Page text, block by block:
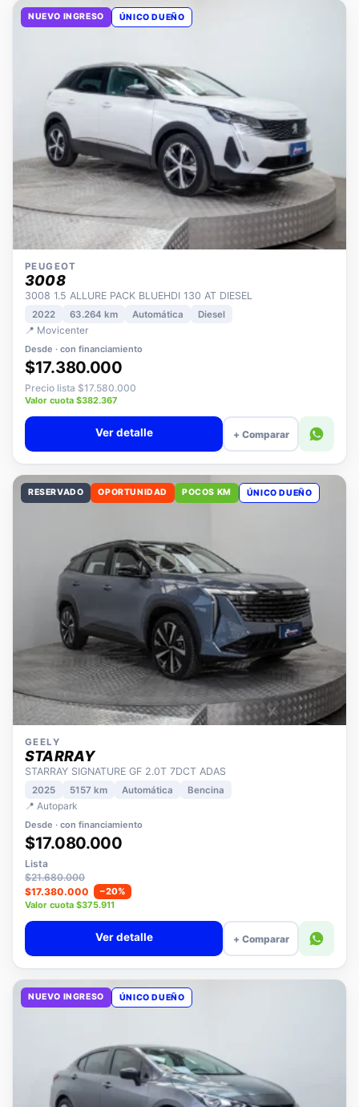
NUEVO INGRESO
PEUGEOT
3008
3008 1.5 ALLURE PACK BLUEHDI 130 AT DIESEL
2022 63.264 km
📍 Movicenter
Desde · con financiamiento
$17.380.000
Precio lista $17.580.000
Valor cuota $382.367
+ Comparar
RESERVADO OPORTUNIDAD POCOS KM
GEELY
STARRAY
STARRAY SIGNATURE GF 2.0T 7DCT ADAS
2025 5157 km
📍 Autopark
Desde · con financiamiento
$17.080.000
Lista
$21.680.000
$17.380.000
−20%
Valor cuota $375.911
+ Comparar
NUEVO INGRESO